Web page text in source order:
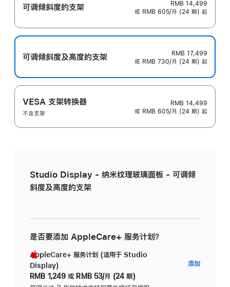
可调倾斜度的支架
RMB 14,499
或 RMB 605/月 (24 期) 起
可调倾斜度及高‍度的支‍架
RMB 17,499
或 RMB 730/月 (24 期) 起
VESA 支架转换器
不含支架
RMB 14,499
或 RMB 605/月 (24 期) 起
Studio Display - 纳米纹理玻璃面板 - 可调倾
斜度及高度的支架
是否要添加 AppleCare+ 服务计划？
AppleCare+ 服务计划 (适用于 Studio
Display)
RMB 1,249 或 RMB 53/月 (24 期)
添加